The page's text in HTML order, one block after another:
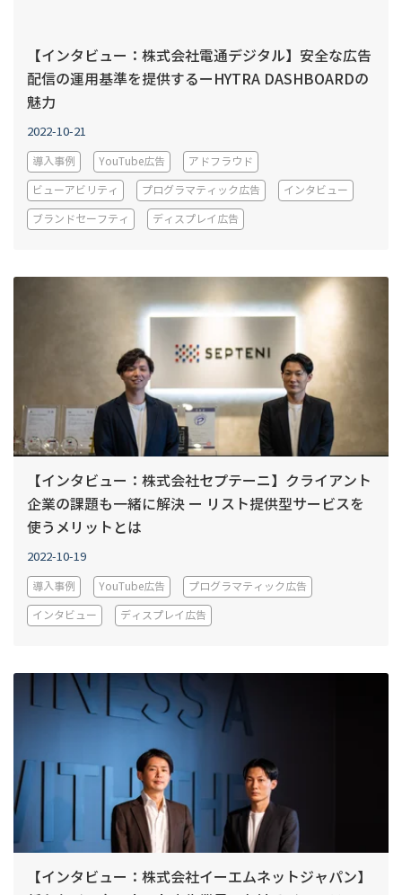
【インタビュー：株式会社電通デジタル】安全な広告
配信の運用基準を提供するーHYTRA DASHBOARDの
魅力
2022-10-21
導入事例 YouTube広告 アドフラウド
ビューアビリティ プログラマティック広告 インタビュー
ブランドセーフティ ディスプレイ広告
【インタビュー：株式会社セプテーニ】クライアント
企業の課題も一緒に解決 ー リスト提供型サービスを
使うメリットとは
2022-10-19
導入事例 YouTube広告 プログラマティック広告
インタビュー ディスプレイ広告
【インタビュー：株式会社イーエムネットジャパン】